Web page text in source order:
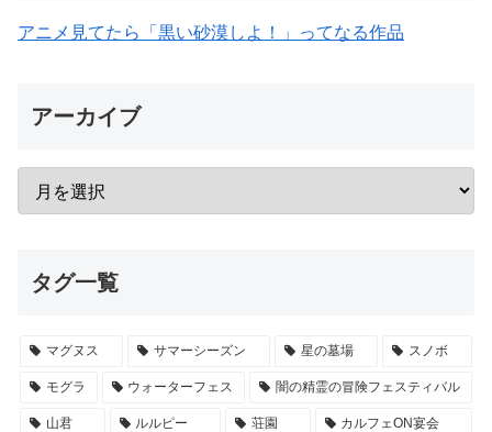
アニメ見てたら「黒い砂漠しよ！」ってなる作品
アーカイブ
タグ一覧
マグヌス サマーシーズン 星の墓場 スノボ
モグラ ウォーターフェス 闇の精霊の冒険フェスティバル
山君 ルルピー 荘園 カルフェON宴会